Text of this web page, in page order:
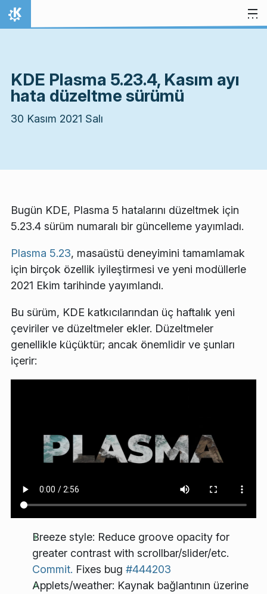
İçeriğe atla
Ana Sayfa
KDE Plasma 5.23.4, Kasım ayı
hata düzeltme sürümü
30 Kasım 2021 Salı
Bugün KDE, Plasma 5 hatalarını düzeltmek için
5.23.4 sürüm numaralı bir güncelleme yayımladı.
Plasma 5.23, masaüstü deneyimini tamamlamak
için birçok özellik iyileştirmesi ve yeni modüllerle
2021 Ekim tarihinde yayımlandı.
Bu sürüm, KDE katkıcılarından üç haftalık yeni
çeviriler ve düzeltmeler ekler. Düzeltmeler
genellikle küçüktür; ancak önemlidir ve şunları
içerir:
Breeze style: Reduce groove opacity for
greater contrast with scrollbar/slider/etc.
Commit. Fixes bug #444203
Applets/weather: Kaynak bağlantının üzerine